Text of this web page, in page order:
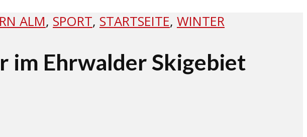
ALM, SPORT, STARTSEITE, WINTER
im Ehrwalder Skigebiet